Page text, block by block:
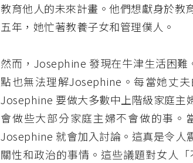
教育他人的未來計畫。他們想獻身於
五年，她忙著教養子女和管理僕人。
然而，Josephine 發現在牛津生活困
點也無法理解Josephine。每當她丈
Josephine 要做大多數中上階級家庭主
會做些大部分家庭主婦不會做的事。
Josephine 就會加入討論。這真是令人
關性和政治的事情。這些議題對女人